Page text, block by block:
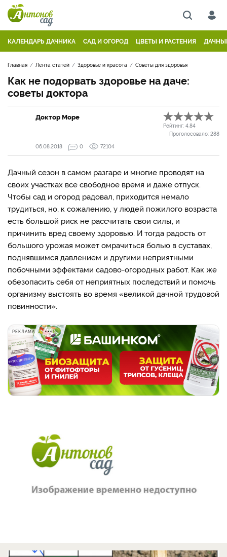
КАЛЕНДАРЬ ДАЧНИКА САД И ОГОРОД ЦВЕТЫ И РАСТЕНИЯ
Главная Лента статей Здоровье и красота Советы для здоровья
Как не подорвать здоровье на даче:
советы доктора
Доктор Море
Рейтинг: 4.84
Проголосовало: 288
06.08.2018
0 72104
Дачный сезон в самом разгаре и многие проводят на
своих участках все свободное время и даже отпуск.
Чтобы сад и огород радовал, приходится немало
трудиться, но, к сожалению, у людей пожилого возраста
есть большой риск не рассчитать свои силы, и
причинить вред своему здоровью. И тогда радость от
большого урожая может омрачиться болью в суставах,
поднявшимся давлением и другими неприятными
побочными эффектами садово-огородных работ. Как же
обезопасить себя от неприятных последствий и помочь
организму выстоять во время «великой дачной трудовой
повинности».
РЕКЛАМА